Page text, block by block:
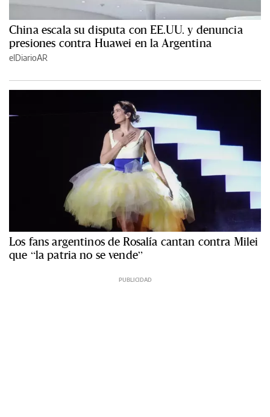
China escala su disputa con EE.UU. y denuncia
presiones contra Huawei en la Argentina
elDiarioAR
Los fans argentinos de Rosalía cantan contra Milei
que “la patria no se vende”